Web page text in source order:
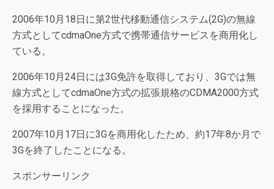
2006年10月18日に第2世代移動通信システム(2G)の無線
方式としてcdmaOne方式で携帯通信サービスを商用化し
ている。
2006年10月24日には3G免許を取得しており、3Gでは無
線方式としてcdmaOne方式の拡張規格のCDMA2000方式
を採用することになった。
2007年10月17日に3Gを商用化したため、約17年8か月で
3Gを終了したことになる。
スポンサーリンク